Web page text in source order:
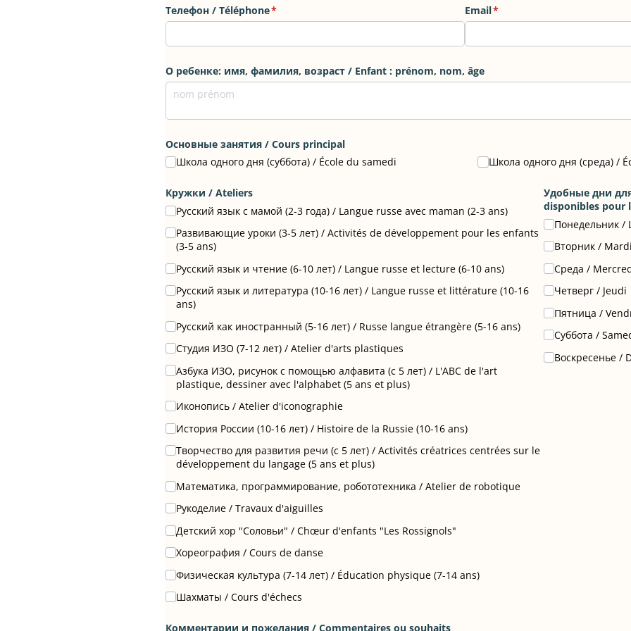
Телефон /​ Téléphone*
(requis) Email*
(requis)
О ребенке: имя, фамилия, возраст /​ Enfant : prénom, nom, âge
Основные занятия /​ Cours principal
Школа одного дня (суббота) /​ École du samedi
Школа одного дня (среда) /​
Кружки /​ Ateliers
Русский язык с мамой (2-3 года) /​ Langue russe avec maman (2-3 ans)
Развивающие уроки (3-5 лет) /​ Activités de développement pour les enfants
(3-5 ans)
Русский язык и чтение (6-10 лет) /​ Langue russe et lecture (6-10 ans)
Русский язык и литература (10-16 лет) /​ Langue russe et littérature (10-16
ans)
Русский как иностранный (5-16 лет) /​ Russe langue étrangère (5-16 ans)
Студия ИЗО (7-12 лет) /​ Atelier d'arts plastiques
Азбука ИЗО, рисунок с помощью алфавита (с 5 лет) /​ L'ABC de l'art
plastique, dessiner avec l'alphabet (5 ans et plus)
Иконопись /​ Atelier d'iconographie
История России (10-16 лет) /​ Histoire de la Russie (10-16 ans)
Творчество для развития речи (с 5 лет) /​ Activités créatrices centrées sur le
développement du langage (5 ans et plus)
Математика, программирование, робототехника /​ Atelier de robotique
Рукоделие /​ Travaux d'aiguilles
Детский хор "Соловьи" /​ Chœur d'enfants "Les Rossignols"
Хореография /​ Cours de danse
Физическая культура (7-14 лет) /​ Éducation physique (7-14 ans)
Шахматы /​ Cours d'échecs
Удобные дни
disponibles pour
Понедельник /​
Вторник /​ Mardi
Среда /​
Четверг /​ Jeudi
Пятница /​
Суббота /​
Воскресенье /​
Комментарии и пожелания /​ Commentaires ou souhaits